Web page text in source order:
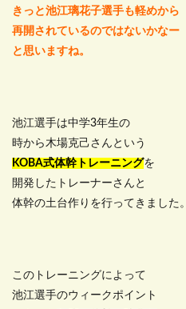
きっと池江璃花子選手も軽めから
再開されているのではないかなー
と思いますね。
池江選手は中学3年生の
時から木場克己さんという
KOBA式体幹トレーニングを
開発したトレーナーさんと
体幹の土台作りを行ってきました。
このトレーニングによって
池江選手のウィークポイント